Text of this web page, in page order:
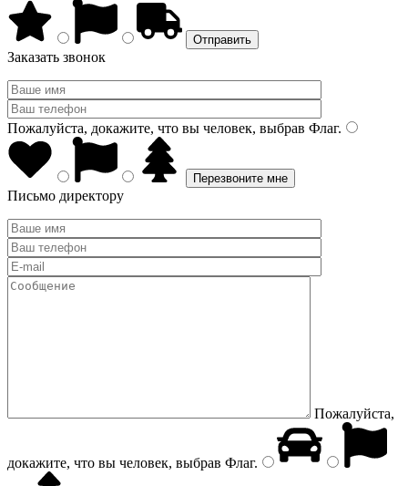
Заказать звонок
Пожалуйста, докажите, что вы человек, выбрав Флаг.
Письмо директору
Пожалуйста,
докажите, что вы человек, выбрав Флаг.